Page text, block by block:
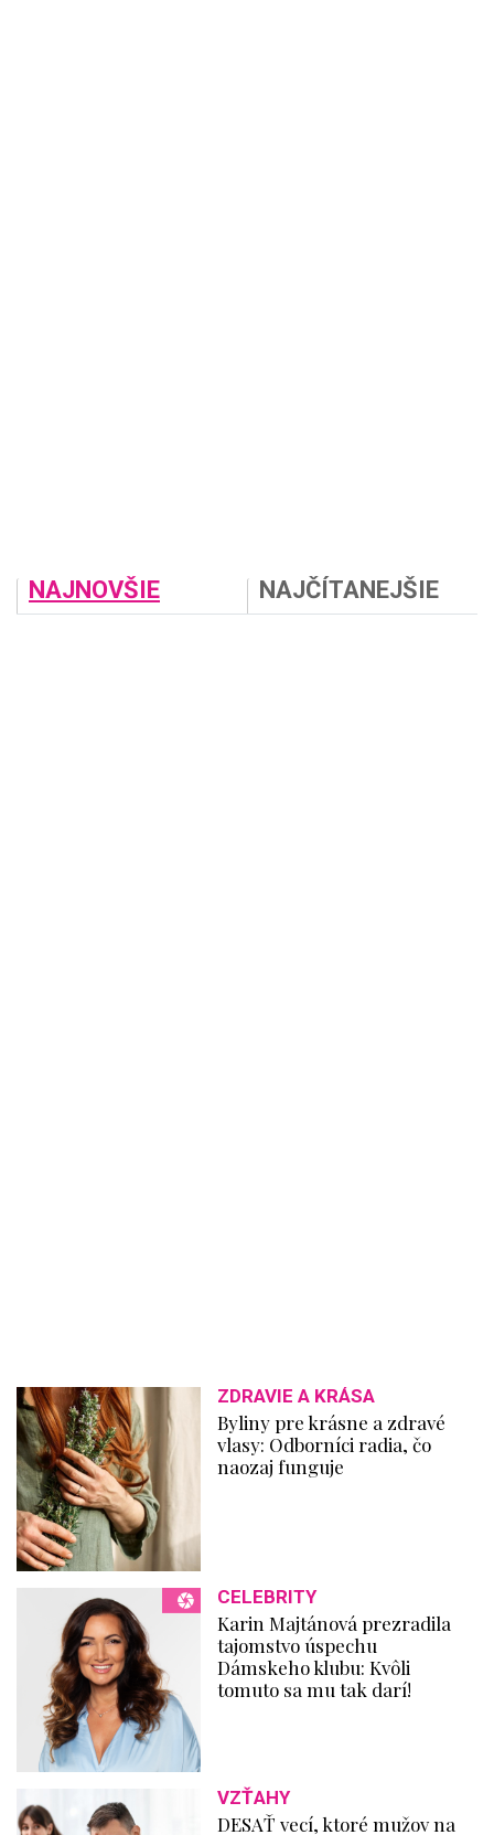
NAJNOVŠIE NAJČÍTANEJŠIE
ZDRAVIE A KRÁSA
Byliny pre krásne a zdravé
vlasy: Odborníci radia, čo
naozaj funguje
CELEBRITY
Karin Majtánová prezradila
tajomstvo úspechu
Dámskeho klubu: Kvôli
tomuto sa mu tak darí!
VZŤAHY
DESAŤ vecí, ktoré mužov na